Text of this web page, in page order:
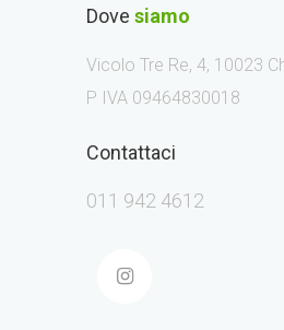
Dove siamo
Vicolo Tre Re, 4, 10023
P IVA 09464830018
Contattaci
011 942 4612